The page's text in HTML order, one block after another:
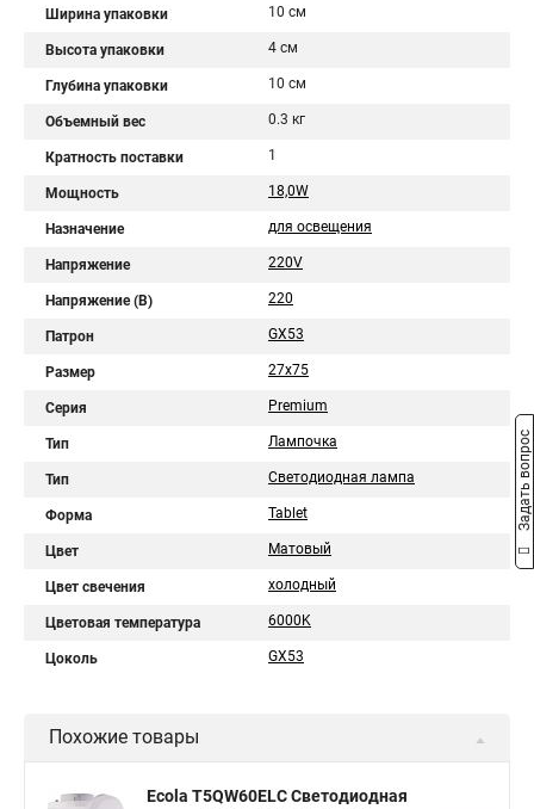
Ширина упаковки 10 см
Высота упаковки 4 см
Глубина упаковки 10 см
Объемный вес 0.3 кг
Кратность поставки 1
Мощность 18,0W
Назначение для освещения
Напряжение 220V
Напряжение (В) 220
Патрон GX53
Размер 27x75
Серия Premium
Тип Лампочка
Тип Светодиодная лампа
Форма Tablet
Цвет Матовый
Цвет свечения холодный
Цветовая температура 6000K
Цоколь GX53
Похожие товары
Ecola T5QW60ELC Светодиодная
Задать вопрос